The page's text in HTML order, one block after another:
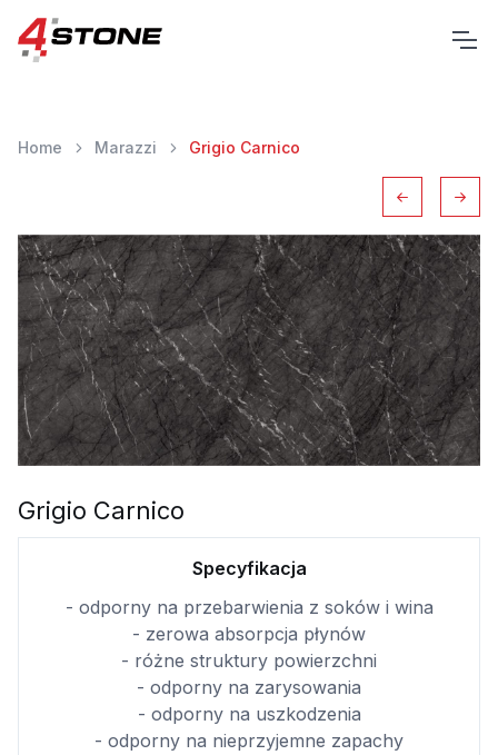
Home Marazzi Grigio Carnico
Grigio Carnico
Specyfikacja
- odporny na przebarwienia z soków i wina
- zerowa absorpcja płynów
- różne struktury powierzchni
- odporny na zarysowania
- odporny na uszkodzenia
- odporny na nieprzyjemne zapachy